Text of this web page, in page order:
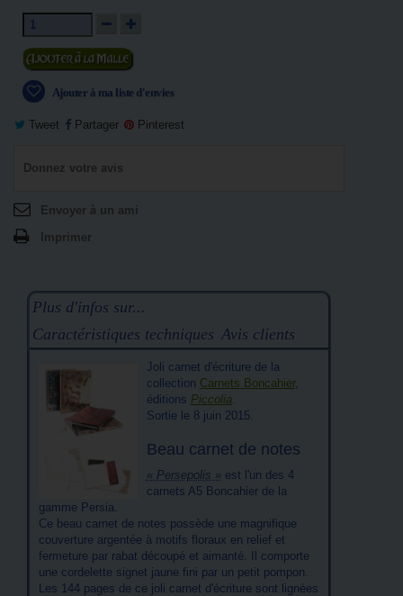
Ajouter au panier
Ajouter à ma liste d'envies
Tweet Partager Pinterest
Donnez votre avis
Envoyer à un ami
Imprimer
Plus d'infos sur...
Caractéristiques techniques Avis clients
Joli carnet d'écriture de la
collection Carnets Boncahier,
éditions Piccolia.
Sortie le 8 juin 2015.
Beau carnet de notes
« Persepolis » est l'un des 4
carnets A5 Boncahier de la
gamme Persia.
Ce beau carnet de notes possède une magnifique
couverture argentée à motifs floraux en relief et
fermeture par rabat découpé et aimanté. Il comporte
une cordelette signet jaune fini par un petit pompon.
Les 144 pages de ce joli carnet d'écriture sont lignées